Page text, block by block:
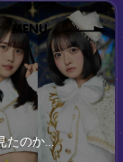
MENU
たのか…